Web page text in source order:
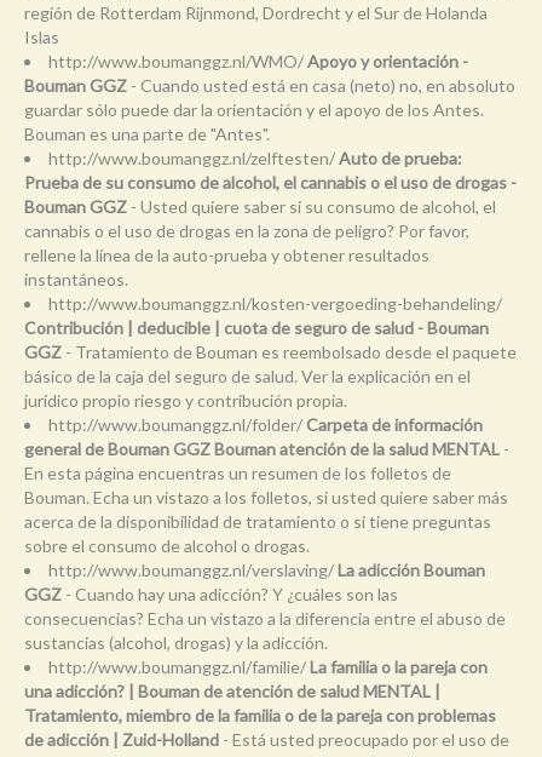
región de Rotterdam Rijnmond, Dordrecht y el Sur de Holanda
Islas
http://www.boumanggz.nl/WMO/Apoyo y orientación -
Bouman GGZ - Cuando usted está en casa (neto) no, en absoluto
guardar sólo puede dar la orientación y el apoyo de los Antes.
Bouman es una parte de "Antes".
http://www.boumanggz.nl/zelftesten/Auto de prueba:
Prueba de su consumo de alcohol, el cannabis o el uso de drogas -
Bouman GGZ - Usted quiere saber si su consumo de alcohol, el
cannabis o el uso de drogas en la zona de peligro? Por favor,
rellene la línea de la auto-prueba y obtener resultados
instantáneos.
http://www.boumanggz.nl/kosten-vergoeding-behandeling/
Contribución | deducible | cuota de seguro de salud - Bouman
GGZ - Tratamiento de Bouman es reembolsado desde el paquete
básico de la caja del seguro de salud. Ver la explicación en el
jurídico propio riesgo y contribución propia.
http://www.boumanggz.nl/folder/Carpeta de información
general de Bouman GGZ Bouman atención de la salud MENTAL -
En esta página encuentras un resumen de los folletos de
Bouman. Echa un vistazo a los folletos, si usted quiere saber más
acerca de la disponibilidad de tratamiento o si tiene preguntas
sobre el consumo de alcohol o drogas.
http://www.boumanggz.nl/verslaving/La adicción Bouman
GGZ - Cuando hay una adicción? Y ¿cuáles son las
consecuencias? Echa un vistazo a la diferencia entre el abuso de
sustancias (alcohol, drogas) y la adicción.
http://www.boumanggz.nl/familie/La familia o la pareja con
una adicción? | Bouman de atención de salud MENTAL |
Tratamiento, miembro de la familia o de la pareja con problemas
de adicción | Zuid-Holland - Está usted preocupado por el uso de